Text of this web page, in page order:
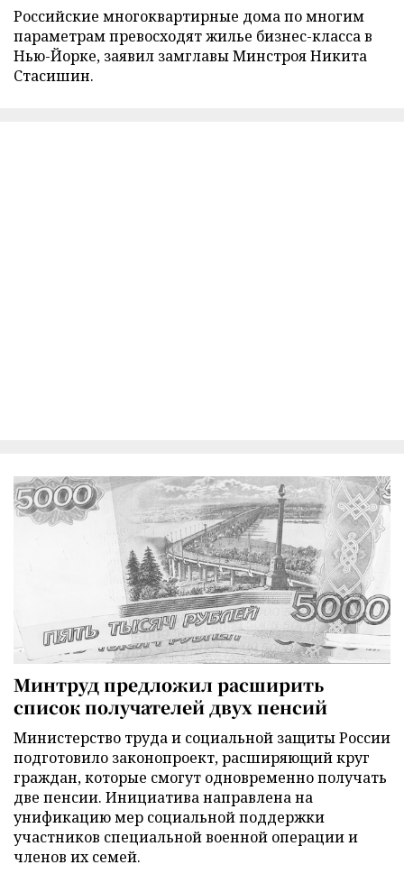
Российские многоквартирные дома по многим
параметрам превосходят жилье бизнес-класса в
Нью-Йорке, заявил замглавы Минстроя Никита
Стасишин.
Минтруд предложил расширить
список получателей двух пенсий
Министерство труда и социальной защиты России
подготовило законопроект, расширяющий круг
граждан, которые смогут одновременно получать
две пенсии. Инициатива направлена на
унификацию мер социальной поддержки
участников специальной военной операции и
членов их семей.